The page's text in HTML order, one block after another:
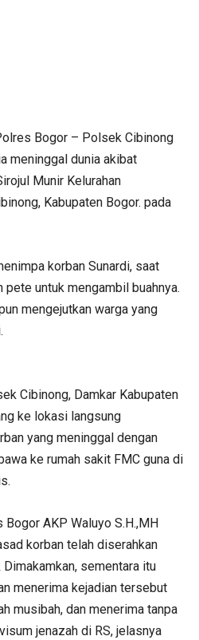
Bogor – Polsek Cibinong
meninggal dunia akibat
Munir Kelurahan
Kabupaten Bogor. pada
korban Sunardi, saat
untuk mengambil buahnya.
mengejutkan warga yang
Cibinong, Damkar Kabupaten
ke lokasi langsung
yang meninggal dengan
ke rumah sakit FMC guna di
AKP Waluyo S.H.,MH
korban telah diserahkan
sementara itu
menerima kejadian tersebut
musibah, dan menerima tanpa
jenazah di RS, jelasnya